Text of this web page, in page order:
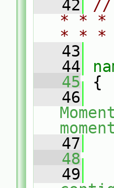
   42
//
* * *
* *
   43
   44
   45
{
   46
   47
   48
   49